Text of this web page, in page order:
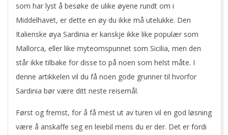
som har lyst å besøke de ulike øyene rundt om i
Middelhavet, er dette en øy du ikke må utelukke. Den
Italienske øya Sardinia er kanskje ikke like populær som
Mallorca, eller like myteomspunnet som Sicilia, men den
står ikke tilbake for disse to på noen som helst måte. I
denne artikkelen vil du få noen gode grunner til hvorfor
Sardinia bør være ditt neste reisemål.
Først og fremst, for å få mest ut av turen vil en god løsning
være å anskaffe seg en leiebil mens du er der. Det er fordi